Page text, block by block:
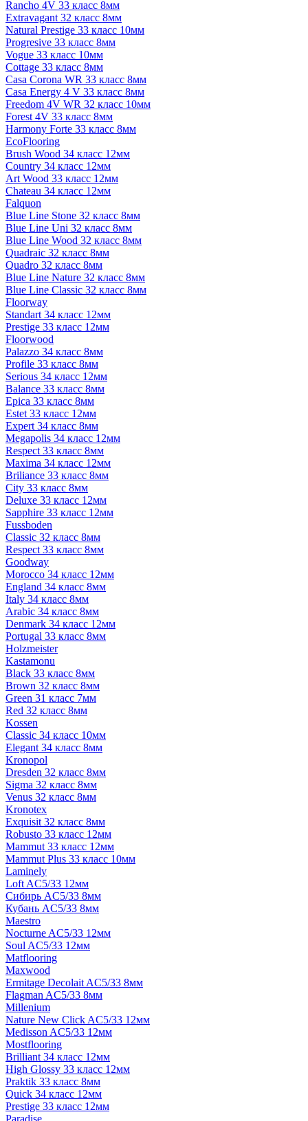
Rancho 4V 33 класс 8мм
Extravagant 32 класс 8мм
Natural Prestige 33 класс 10мм
Progresive 33 класс 8мм
Vogue 33 класс 10мм
Cottage 33 класс 8мм
Casa Corona WR 33 класс 8мм
Casa Energy 4 V 33 класс 8мм
Freedom 4V WR 32 класс 10мм
Forest 4V 33 класс 8мм
Harmony Forte 33 класс 8мм
EcoFlooring
Brush Wood 34 класс 12мм
Country 34 класс 12мм
Art Wood 33 класс 12мм
Chateau 34 класс 12мм
Falquon
Blue Line Stone 32 класс 8мм
Blue Line Uni 32 класс 8мм
Blue Line Wood 32 класс 8мм
Quadraic 32 класс 8мм
Quadro 32 класс 8мм
Blue Line Nature 32 класс 8мм
Blue Line Classic 32 класс 8мм
Floorway
Standart 34 класс 12мм
Prestige 33 класс 12мм
Floorwood
Palazzo 34 класс 8мм
Profile 33 класс 8мм
Serious 34 класс 12мм
Balance 33 класс 8мм
Epica 33 класс 8мм
Estet 33 класс 12мм
Expert 34 класс 8мм
Megapolis 34 класс 12мм
Respect 33 класс 8мм
Maxima 34 класс 12мм
Briliance 33 класс 8мм
City 33 класс 8мм
Deluxe 33 класс 12мм
Sapphire 33 класс 12мм
Fussboden
Classic 32 класс 8мм
Respect 33 класс 8мм
Goodway
Morocco 34 класс 12мм
England 34 класс 8мм
Italy 34 класс 8мм
Arabic 34 класс 8мм
Denmark 34 класс 12мм
Portugal 33 класс 8мм
Holzmeister
Kastamonu
Black 33 класс 8мм
Brown 32 класс 8мм
Green 31 класс 7мм
Red 32 класс 8мм
Kossen
Classic 34 класс 10мм
Elegant 34 класс 8мм
Kronopol
Dresden 32 класс 8мм
Sigma 32 класс 8мм
Venus 32 класс 8мм
Kronotex
Exquisit 32 класс 8мм
Robusto 33 класс 12мм
Mammut 33 класс 12мм
Mammut Plus 33 класс 10мм
Laminely
Loft AC5/33 12мм
Сибирь AC5/33 8мм
Кубань AC5/33 8мм
Maestro
Nocturne AC5/33 12мм
Soul AC5/33 12мм
Matflooring
Maxwood
Ermitage Decolait AC5/33 8мм
Flagman AC5/33 8мм
Millenium
Nature New Click AC5/33 12мм
Medisson AC5/33 12мм
Mostflooring
Brilliant 34 класс 12мм
High Glossy 33 класс 12мм
Praktik 33 класс 8мм
Quick 34 класс 12мм
Prestige 33 класс 12мм
Paradise